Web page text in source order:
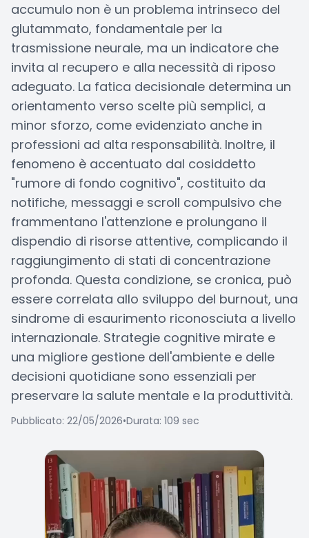
accumulo non è un problema intrinseco del
glutammato, fondamentale per la
trasmissione neurale, ma un indicatore che
invita al recupero e alla necessità di riposo
adeguato. La fatica decisionale determina un
orientamento verso scelte più semplici, a
minor sforzo, come evidenziato anche in
professioni ad alta responsabilità. Inoltre, il
fenomeno è accentuato dal cosiddetto
"rumore di fondo cognitivo", costituito da
notifiche, messaggi e scroll compulsivo che
frammentano l'attenzione e prolungano il
dispendio di risorse attentive, complicando il
raggiungimento di stati di concentrazione
profonda. Questa condizione, se cronica, può
essere correlata allo sviluppo del burnout, una
sindrome di esaurimento riconosciuta a livello
internazionale. Strategie cognitive mirate e
una migliore gestione dell'ambiente e delle
decisioni quotidiane sono essenziali per
preservare la salute mentale e la produttività.
Pubblicato: 22/05/2026•Durata: 109 sec